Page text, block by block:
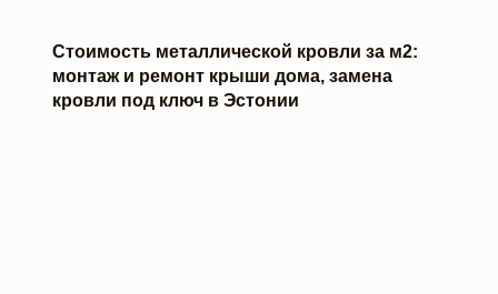
Стоимость металлической кровли за м2:
монтаж и ремонт крыши дома, замена
кровли под ключ в Эстонии